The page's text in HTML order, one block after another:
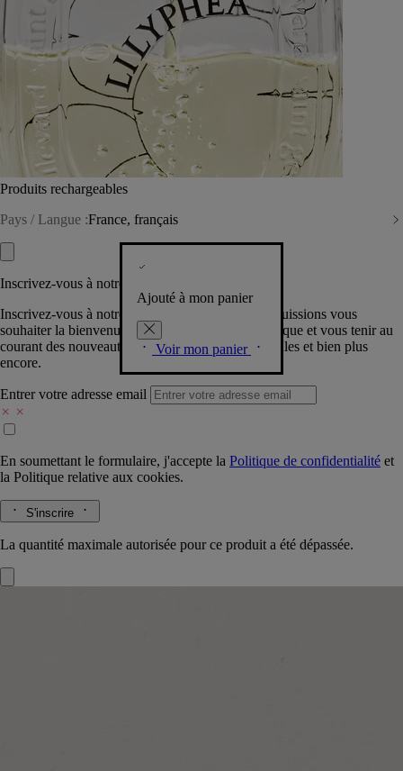
Produits rechargeables
Pays / Langue :France, français
Ajouté à mon panier
Voir mon panier
Inscrivez-vous à notre Newsletter
Inscrivez-vous à notre newsletter pour que nous puissions vous
souhaiter la bienvenue dans la communauté Diptyque et vous tenir au
courant des nouveautés, événements, offres spéciales et bien plus
encore.
Entrer votre adresse email
En soumettant le formulaire, j'accepte la Politique de confidentialité et
la Politique relative aux cookies.
S'inscrire
La quantité maximale autorisée pour ce produit a été dépassée.